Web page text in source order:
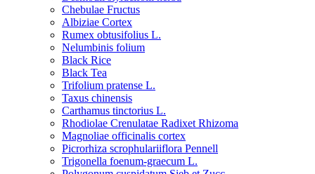
Chebulae Fructus
Albiziae Cortex
Rumex obtusifolius L.
Nelumbinis folium
Black Rice
Black Tea
Trifolium pratense L.
Taxus chinensis
Carthamus tinctorius L.
Rhodiolae Crenulatae Radixet Rhizoma
Magnoliae officinalis cortex
Picrorhiza scrophulariiflora Pennell
Trigonella foenum-graecum L.